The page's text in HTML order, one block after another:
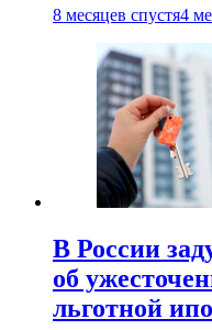
8 месяцев спустя4
В России
об
льготной